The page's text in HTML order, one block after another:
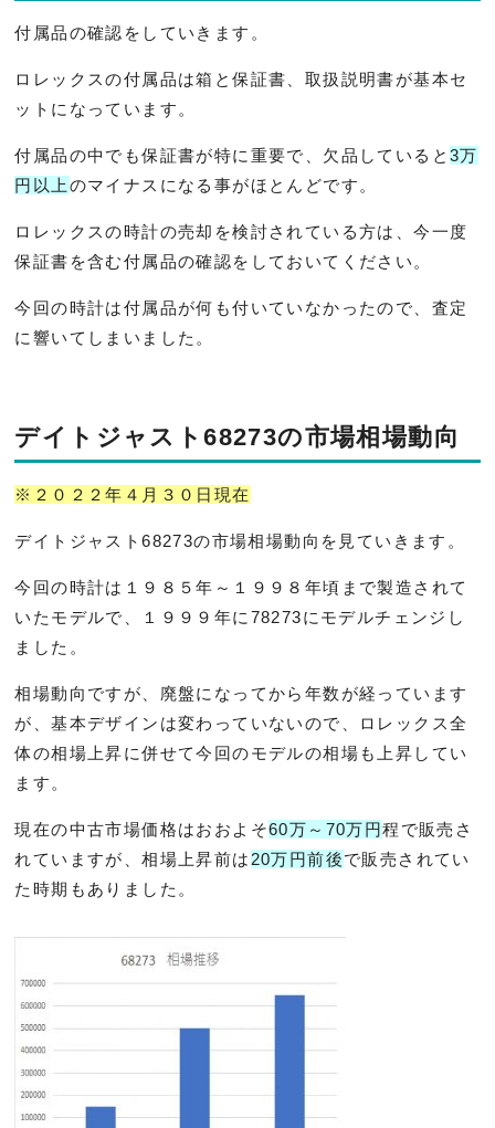
付属品の確認をしていきます。
ロレックスの付属品は箱と保証書、取扱説明書が基本セ
ットになっています。
付属品の中でも保証書が特に重要で、欠品していると3万
円以上 のマイナスになる事がほとんどです。
ロレックスの時計の売却を検討されている方は、今一度
保証書を含む付属品の確認をしておいてください。
今回の時計は付属品が何も付いていなかったので、査定
に響いてしまいました。
デイトジャスト68273の市場相場動向
※２０２２年４月３０日現在
デイトジャスト68273の市場相場動向を見ていきます。
今回の時計は１９８５年～１９９８年頃まで製造されて
いたモデルで、１９９９年に78273にモデルチェンジし
ました。
相場動向ですが、廃盤になってから年数が経っています
が、基本デザインは変わっていないので、ロレックス全
体の相場上昇に併せて今回のモデルの相場も上昇してい
ます。
現在の中古市場価格はおおよそ60万～70万円程で販売さ
れていますが、相場上昇前は 20万円前後で販売されてい
た時期もありました。